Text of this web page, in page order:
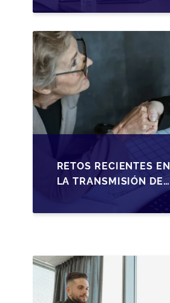
PYMES ESPAÑOLAS
RETOS RECIENTES EN
LA TRANSMISIÓN DE
PYMES ESPAÑOLAS:
ADAPTACIONES
2026